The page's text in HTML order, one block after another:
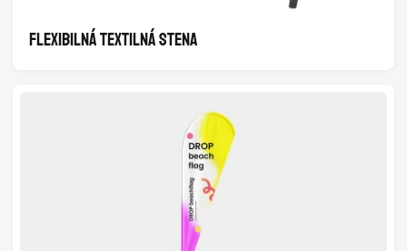
FLEXIBILNÁ TEXTILNÁ STENA